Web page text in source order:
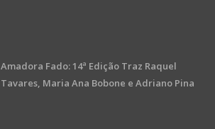
Amadora Fado: 14ª Edição Traz Raquel
Tavares, Maria Ana Bobone e Adriano Pina